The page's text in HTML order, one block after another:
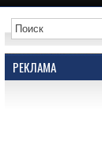
РЕКЛАМА